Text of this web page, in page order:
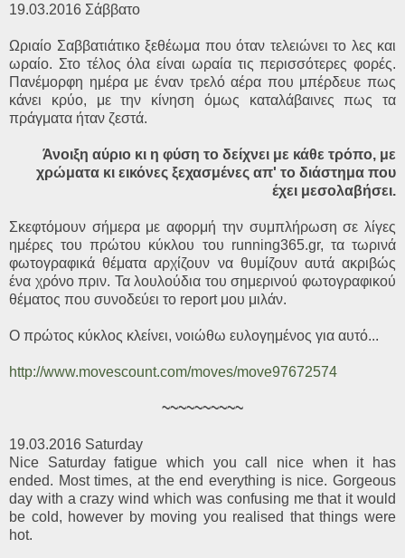
19.03.2016 Σάββατο
Ωριαίο Σαββατιάτικο ξεθέωμα που όταν τελειώνει το λες και
ωραίο. Στο τέλος όλα είναι ωραία τις περισσότερες φορές.
Πανέμορφη ημέρα με έναν τρελό αέρα που μπέρδευε πως
κάνει κρύο, με την κίνηση όμως καταλάβαινες πως τα
πράγματα ήταν ζεστά.
Άνοιξη αύριο κι η φύση το δείχνει με κάθε τρόπο, με
χρώματα κι εικόνες ξεχασμένες απ' το διάστημα που
έχει μεσολαβήσει.
Σκεφτόμουν σήμερα με αφορμή την συμπλήρωση σε λίγες
ημέρες του πρώτου κύκλου του running365.gr, τα τωρινά
φωτογραφικά θέματα αρχίζουν να θυμίζουν αυτά ακριβώς
ένα χρόνο πριν. Τα λουλούδια του σημερινού φωτογραφικού
θέματος που συνοδεύει το report μου μιλάν.
Ο πρώτος κύκλος κλείνει, νοιώθω ευλογημένος για αυτό...
http://www.movescount.com/moves/move97672574
~~~~~~~~~~
19.03.2016 Saturday
Nice Saturday fatigue which you call nice when it has
ended. Most times, at the end everything is nice. Gorgeous
day with a crazy wind which was confusing me that it would
be cold, however by moving you realised that things were
hot.